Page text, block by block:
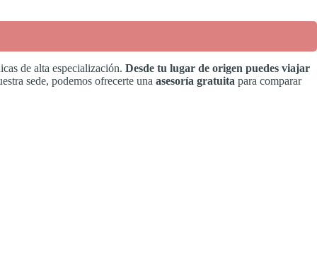
de alta especialización. Desde tu lugar de origen puedes viajar
sede, podemos ofrecerte una asesoría gratuita para comparar